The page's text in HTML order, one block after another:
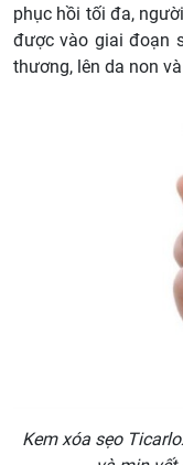
phục hồi tối đa,
được vào giai đoạn
thương, lên da non
Kem xóa sẹo